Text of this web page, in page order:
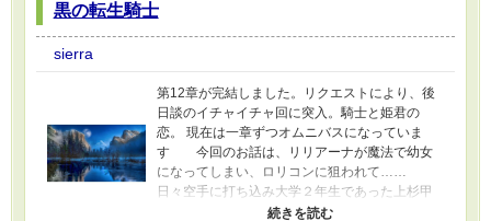
黒の転生騎士
sierra
第12章が完結しました。リクエストにより、後
日談のイチャイチャ回に突入。騎士と姫君の
恋。 現在は一章ずつオムニバスになっていま
す 今回のお話は、リリアーナが魔法で幼女
になってしまい、ロリコンに狙われて……
日々空手に打ち込み大学２年生であった上杉甲
斐人は、全国大会で優勝した帰り道に遮断機の